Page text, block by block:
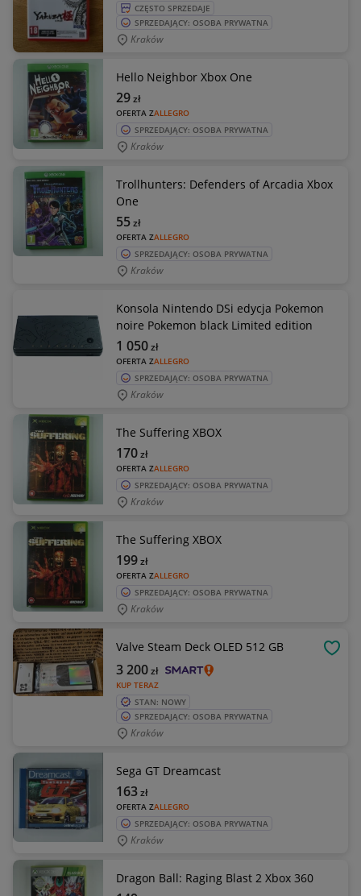
CZĘSTO SPRZEDAJE
SPRZEDAJĄCY: OSOBA PRYWATNA
Kraków
Hello Neighbor Xbox One
OFERTA ZALLEGRO
29zł
SPRZEDAJĄCY: OSOBA PRYWATNA
Kraków
Trollhunters: Defenders of Arcadia Xbox
One
OFERTA ZALLEGRO
55zł
SPRZEDAJĄCY: OSOBA PRYWATNA
Kraków
Konsola Nintendo DSi edycja Pokemon
noire Pokemon black Limited edition
OFERTA ZALLEGRO
1 050zł
SPRZEDAJĄCY: OSOBA PRYWATNA
Kraków
The Suffering XBOX
OFERTA ZALLEGRO
170zł
SPRZEDAJĄCY: OSOBA PRYWATNA
Kraków
The Suffering XBOX
OFERTA ZALLEGRO
199zł
SPRZEDAJĄCY: OSOBA PRYWATNA
Kraków
Valve Steam Deck OLED 512 GB
KUP TERAZ
3 200zł
STAN: NOWY
SPRZEDAJĄCY: OSOBA PRYWATNA
Kraków
Sega GT Dreamcast
OFERTA ZALLEGRO
163zł
SPRZEDAJĄCY: OSOBA PRYWATNA
Kraków
Dragon Ball: Raging Blast 2 Xbox 360